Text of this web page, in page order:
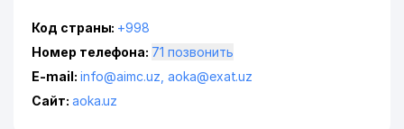
Код страны: +998
Номер телефона:
71 позвонить
E-mail: info@aimc.uz aoka@exat.uz
Сайт: aoka.uz